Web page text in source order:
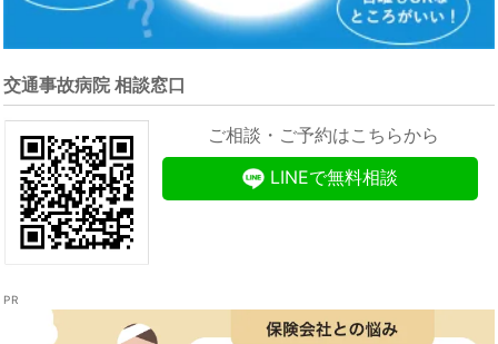
交通事故病院 相談窓口
ご相談・ご予約はこちらから
LINEで無料相談